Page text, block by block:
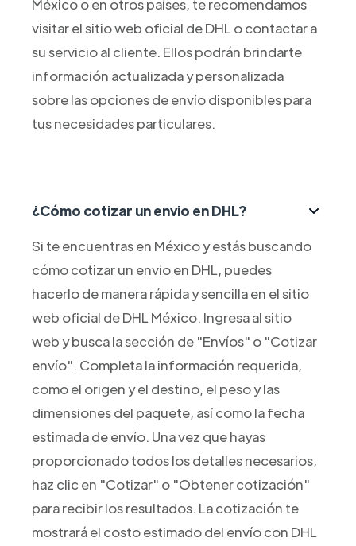
México o en otros países, te recomendamos
visitar el sitio web oficial de DHL o contactar a
su servicio al cliente. Ellos podrán brindarte
información actualizada y personalizada
sobre las opciones de envío disponibles para
tus necesidades particulares.
¿Cómo cotizar un envio en DHL?
Si te encuentras en México y estás buscando
cómo cotizar un envío en DHL, puedes
hacerlo de manera rápida y sencilla en el sitio
web oficial de DHL México. Ingresa al sitio
web y busca la sección de "Envíos" o "Cotizar
envío". Completa la información requerida,
como el origen y el destino, el peso y las
dimensiones del paquete, así como la fecha
estimada de envío. Una vez que hayas
proporcionado todos los detalles necesarios,
haz clic en "Cotizar" o "Obtener cotización"
para recibir los resultados. La cotización te
mostrará el costo estimado del envío con DHL